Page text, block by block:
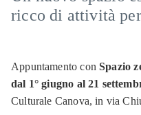
Attività
Gruppi
di
lettura
ricco di attività
Appuntamento con Spazio
dal 1° giugno al 21
Culturale Canova, in via